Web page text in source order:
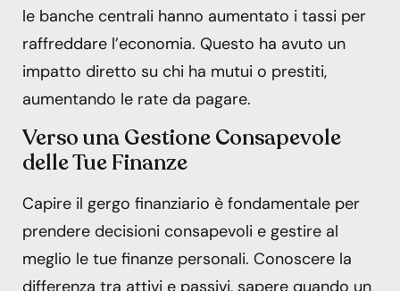
le banche centrali hanno aumentato i tassi per
raffreddare l’economia. Questo ha avuto un
impatto diretto su chi ha mutui o prestiti,
aumentando le rate da pagare.
Verso una Gestione Consapevole
delle Tue Finanze
Capire il gergo finanziario è fondamentale per
prendere decisioni consapevoli e gestire al
meglio le tue finanze personali. Conoscere la